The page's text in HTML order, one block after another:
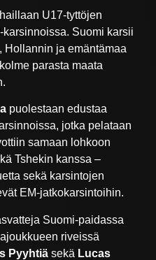
U17-tyttöjen
Suomi karsii
Hollannin ja emäntämaa
parasta maata
puolestaan edustaa
jotka pelataan
samaan lohkoon
Tshekin kanssa –
sekä karsintojen
EM-jatkokarsintoihin.
Suomi-paidassa
riveissä
Pyyhtiä sekä Lucas